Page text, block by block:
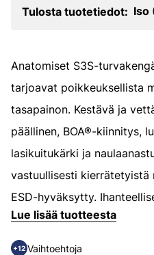
Tulosta tuotetiedot: Iso
Anatomiset S3S-
tarjoavat poikkeuksellista
tasapainon. Kestävä ja
päällinen, BOA®-kiinnitys,
lasikuitukärki ja
vastuullisesti kierrätetyistä
ESD-hyväksytty.
Lue lisää tuotteesta
+12 Vaihtoehtoja